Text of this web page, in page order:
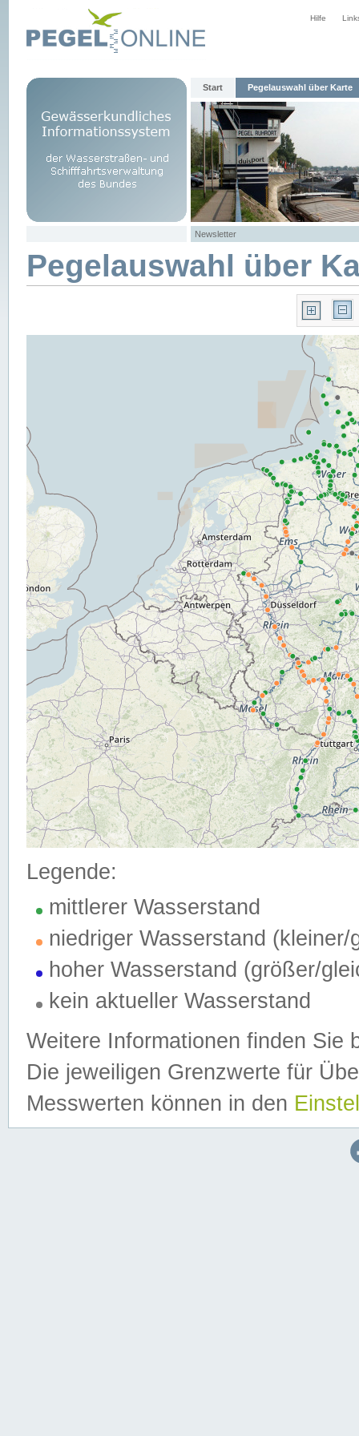
Hilfe
Start Pegelauswahl über Karte
Newsletter
Pegelauswahl über
Legende:
mittlerer Wasserstand
niedriger Wasserstand (kleiner/
hoher Wasserstand (größer/
kein aktueller Wasserstand
Weitere Informationen finden Sie
Die jeweiligen Grenzwerte für
Messwerten können in den